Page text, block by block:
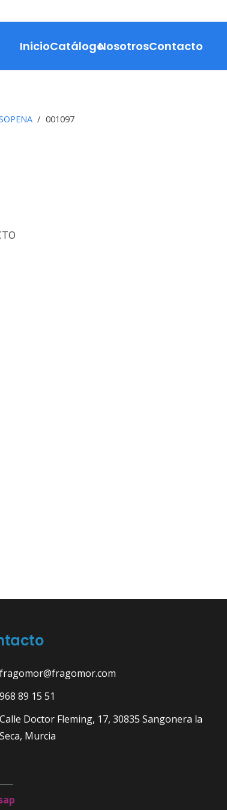
InicioCatálogoNosotrosContacto
/ 001097
fragomor@fragomor.com
968 89 15 51
Calle Doctor Fleming, 17, 30835 Sangonera la
Seca, Murcia